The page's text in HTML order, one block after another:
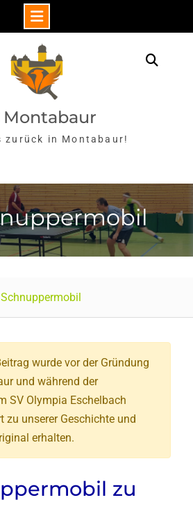
Montabaur
zurück in Montabaur!
wurde vor der Gründung
und während der
SV Olympia Eschelbach
zu unserer Geschichte und
erhalten.
zu